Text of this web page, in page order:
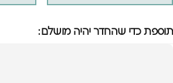
תוספת כדי שהחדר יהיה מושלם: